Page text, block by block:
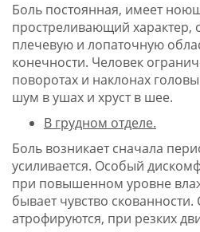
Боль постоянная, имеет
простреливающий характер,
плечевую и лопаточную
конечности. Человек
поворотах и наклонах
шум в ушах и хруст в шее.
В грудном отделе.
Боль возникает сначала
усиливается. Особый
при повышенном уровне
бывает чувство
атрофируются, при резких